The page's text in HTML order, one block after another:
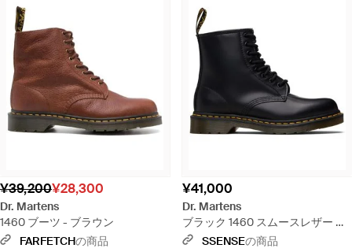
¥39,200¥28,300
Dr. Martens
1460 ブーツ - ブラウン
FARFETCHの商品
¥41,000
Dr. Martens
ブラック 1460 スムースレザー レ
ースアップブーツ
SSENSEの商品